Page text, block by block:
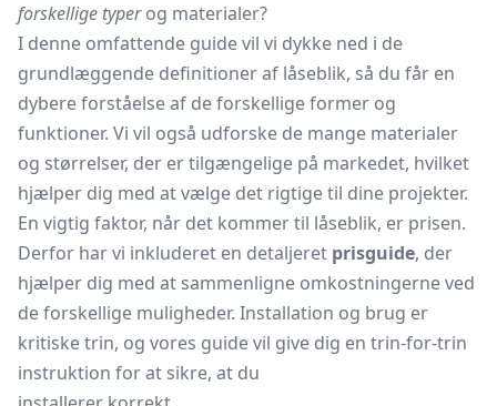
forskellige typerog materialer?
I denne omfattende guide vil vi dykke ned i de
grundlæggende definitioner af låseblik, så du får en
dybere forståelse af de forskellige former og
funktioner. Vi vil også udforske de mange materialer
og størrelser, der er tilgængelige på markedet, hvilket
hjælper dig med at vælge det rigtige til dine projekter.
En vigtig faktor, når det kommer til låseblik, er prisen.
Derfor har vi inkluderet en detaljeret prisguide, der
hjælper dig med at sammenligne omkostningerne ved
de forskellige muligheder. Installation og brug er
kritiske trin, og vores guide vil give dig en trin-for-trin
instruktion for at sikre, at du